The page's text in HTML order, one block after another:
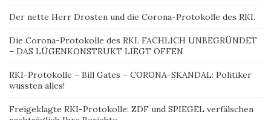
Der nette Herr Drosten und die Corona-Protokolle des RKI.
Die Corona-Protokolle des RKI. FACHLICH UNBEGRÜNDET
– DAS LÜGENKONSTRUKT LIEGT OFFEN
RKI-Protokolle – Bill Gates – CORONA-SKANDAL: Politiker
wussten alles!
Freigeklagte RKI-Protokolle: ZDF und SPIEGEL verfälschen